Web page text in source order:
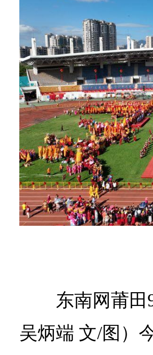
东南网莆田
吴炳端 文/图）